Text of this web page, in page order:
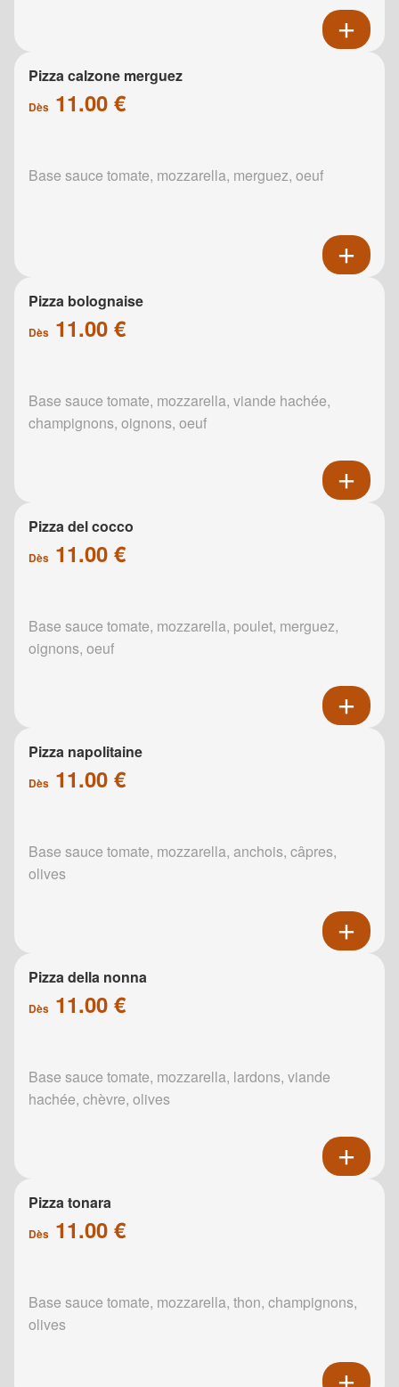
Pizza calzone merguez
Dès 11.00 €
Base sauce tomate, mozzarella, merguez, oeuf
Pizza bolognaise
Dès 11.00 €
Base sauce tomate, mozzarella, viande hachée,
champignons, oignons, oeuf
Pizza del cocco
Dès 11.00 €
Base sauce tomate, mozzarella, poulet, merguez,
oignons, oeuf
Pizza napolitaine
Dès 11.00 €
Base sauce tomate, mozzarella, anchois, câpres,
olives
Pizza della nonna
Dès 11.00 €
Base sauce tomate, mozzarella, lardons, viande
hachée, chèvre, olives
Pizza tonara
Dès 11.00 €
Base sauce tomate, mozzarella, thon, champignons,
olives